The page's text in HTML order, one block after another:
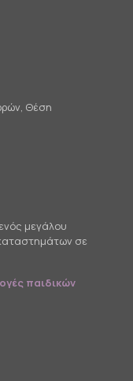
Θέση
μεγάλου
σε
παιδικών